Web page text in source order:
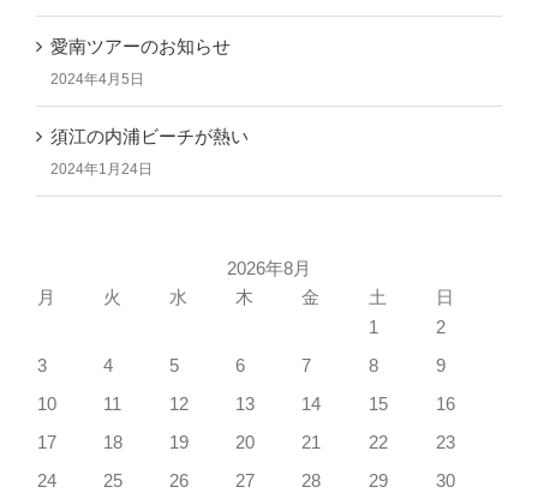
愛南ツアーのお知らせ
2024年4月5日
須江の内浦ビーチが熱い
2024年1月24日
2026年8月
月
火 水 木 金 土
日
1
2
3
4 5 6 7 8
9
10
11 12 13 14 15
16
17
18 19 20 21 22
23
24
25 26 27 28 29
30